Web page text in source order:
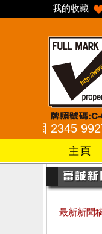
我的收藏
2345 9927 / 樂富
最新新聞